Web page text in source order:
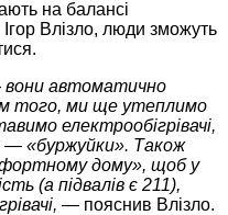
на балансі
Влізло, люди зможуть
вони автоматично
того, ми ще утеплимо
електрообігрівачі,
— «буржуйки». Також
дому», щоб у
(а підвалів є 211),
— пояснив Влізло.